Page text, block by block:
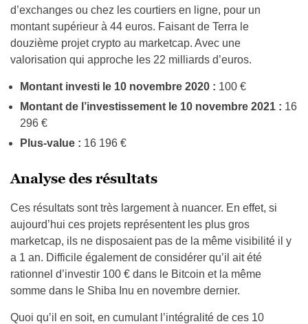
d’exchanges ou chez les courtiers en ligne, pour un
montant supérieur à 44 euros. Faisant de Terra le
douzième projet crypto au marketcap. Avec une
valorisation qui approche les 22 milliards d’euros.
Montant investi le 10 novembre 2020 : 100 €
Montant de l’investissement le 10 novembre 2021 : 16
296 €
Plus-value : 16 196 €
Analyse des résultats
Ces résultats sont très largement à nuancer. En effet, si
aujourd’hui ces projets représentent les plus gros
marketcap, ils ne disposaient pas de la même visibilité il y
a 1 an. Difficile également de considérer qu’il ait été
rationnel d’investir 100 € dans le Bitcoin et la même
somme dans le Shiba Inu en novembre dernier.
Quoi qu’il en soit, en cumulant l’intégralité de ces 10